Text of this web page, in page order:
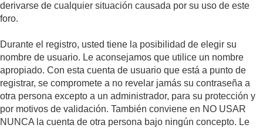
derivarse de cualquier situación causada por su uso de este
foro.
Durante el registro, usted tiene la posibilidad de elegir su
nombre de usuario. Le aconsejamos que utilice un nombre
apropiado. Con esta cuenta de usuario que está a punto de
registrar, se compromete a no revelar jamás su contraseña a
otra persona excepto a un administrador, para su protección y
por motivos de validación. También conviene en NO USAR
NUNCA la cuenta de otra persona bajo ningún concepto. Le